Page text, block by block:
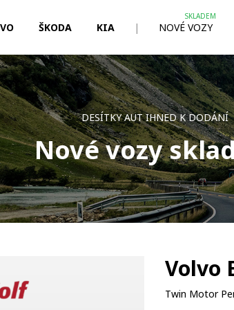
ŠKODA KIA | NOVÉ VOZY
DESÍTKY AUT IHNED K DODÁNÍ
Nové vozy
Volvo
Twin Motor